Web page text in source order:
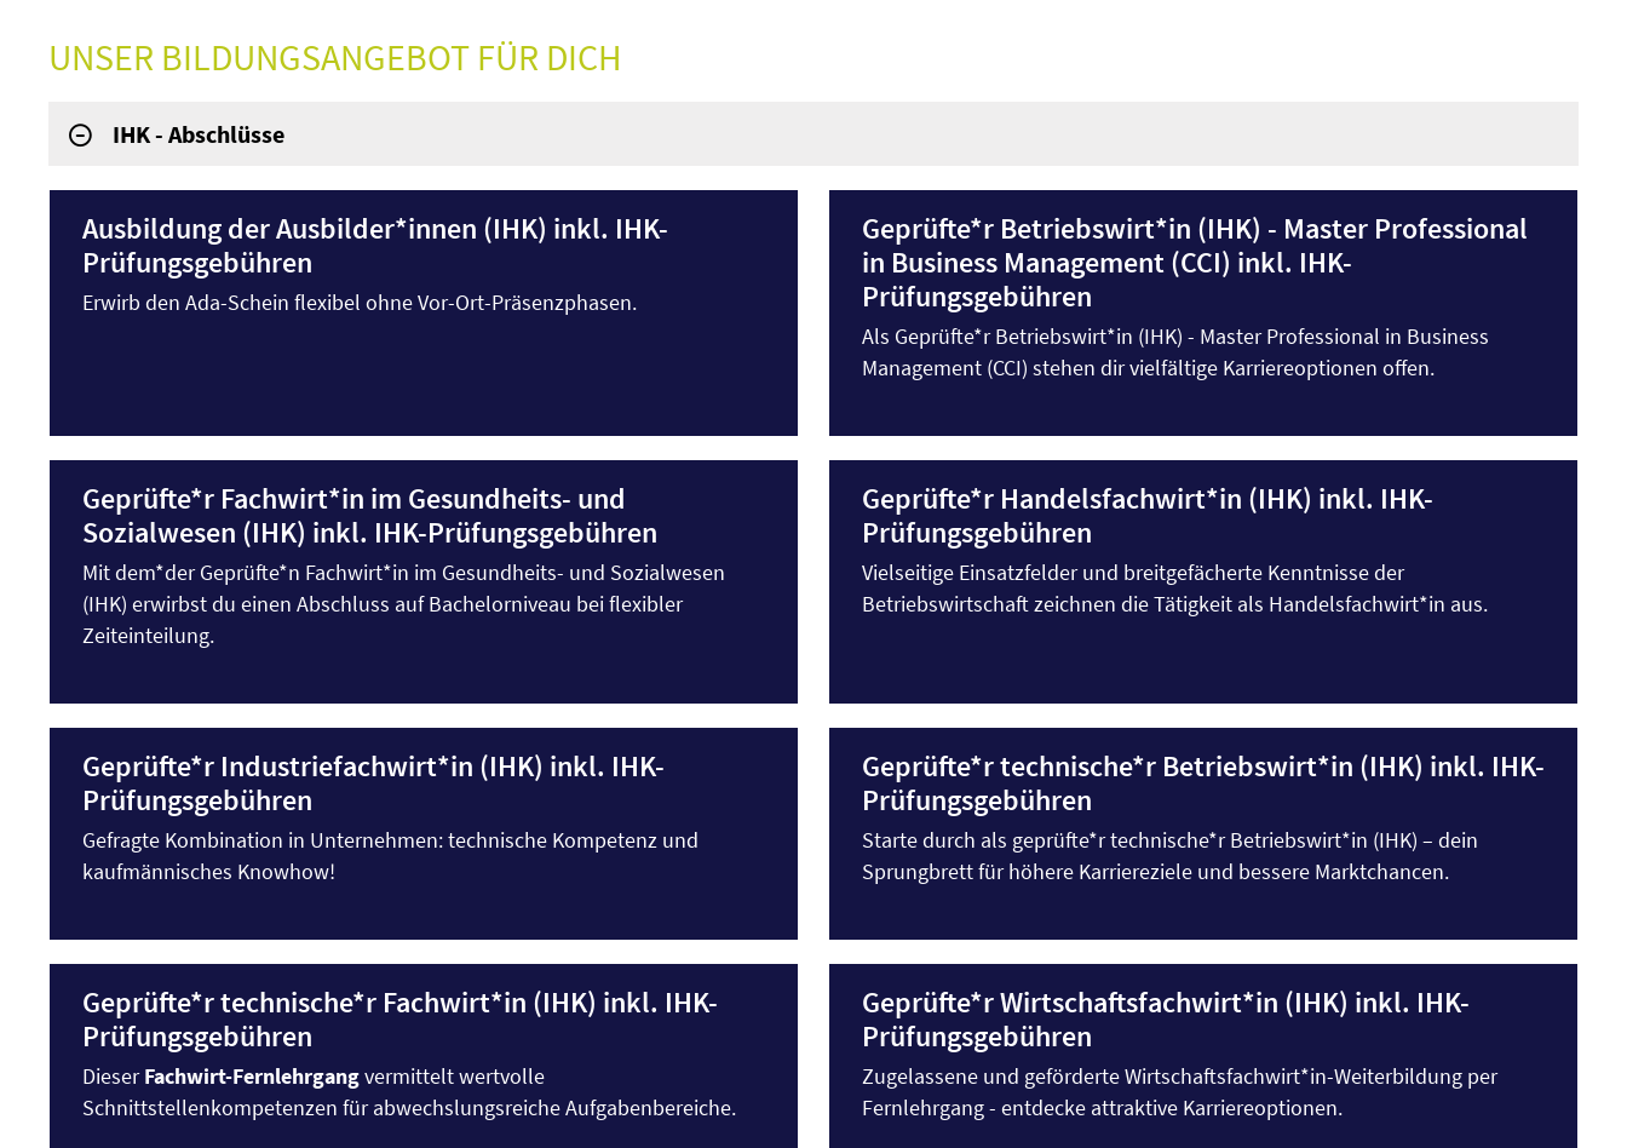
UNSER BILDUNGSANGEBOT FÜR DICH
IHK - Abschlüsse
Ausbildung der Ausbilder*innen (IHK) inkl. IHK-
Prüfungsgebühren
Erwirb den Ada-Schein flexibel ohne Vor-Ort-Präsenzphasen.
Geprüfte*r Betriebswirt*in (IHK) - Master Professional
in Business Management (CCI) inkl. IHK-
Prüfungsgebühren
Als Geprüfte*r Betriebswirt*in (IHK) - Master Professional in Business
Management (CCI) stehen dir vielfältige Karriereoptionen offen.
Geprüfte*r Fachwirt*in im Gesundheits- und
Sozialwesen (IHK) inkl. IHK-Prüfungsgebühren
Mit dem*der Geprüfte*n Fachwirt*in im Gesundheits- und Sozialwesen
(IHK) erwirbst du einen Abschluss auf Bachelorniveau bei flexibler
Zeiteinteilung.
Geprüfte*r Handelsfachwirt*in (IHK) inkl. IHK-
Prüfungsgebühren
Vielseitige Einsatzfelder und breitgefächerte Kenntnisse der
Betriebswirtschaft zeichnen die Tätigkeit als Handelsfachwirt*in aus.
Geprüfte*r Industriefachwirt*in (IHK) inkl. IHK-
Prüfungsgebühren
Gefragte Kombination in Unternehmen: technische Kompetenz und
kaufmännisches Knowhow!
Geprüfte*r technische*r Betriebswirt*in (IHK) inkl. IHK-
Prüfungsgebühren
Starte durch als geprüfte*r technische*r Betriebswirt*in (IHK) – dein
Sprungbrett für höhere Karriereziele und bessere Marktchancen.
Geprüfte*r technische*r Fachwirt*in (IHK) inkl. IHK-
Prüfungsgebühren
DieserFachwirt-Fernlehrgangvermittelt wertvolle
Schnittstellenkompetenzen für abwechslungsreiche Aufgabenbereiche.
Geprüfte*r Wirtschaftsfachwirt*in (IHK) inkl. IHK-
Prüfungsgebühren
Zugelassene und geförderte Wirtschaftsfachwirt*in-Weiterbildung per
Fernlehrgang - entdecke attraktive Karriereoptionen.